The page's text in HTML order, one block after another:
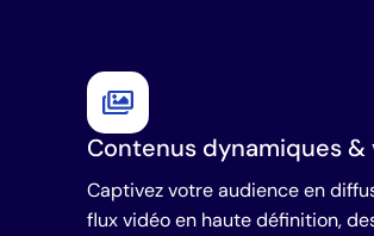
Contenus dynamiques &
Captivez votre audience en
flux vidéo en haute définition,